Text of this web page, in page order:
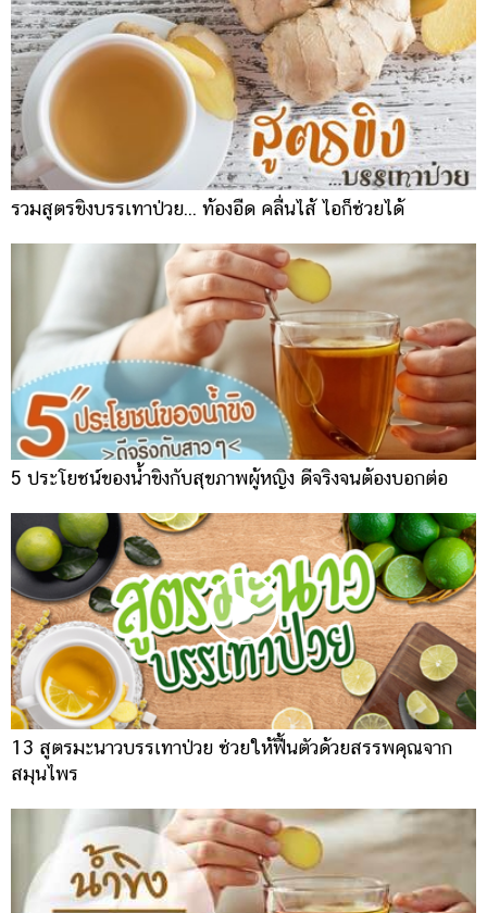
รวมสูตรขิงบรรเทาป่วย... ท้องอืด คลื่นไส้ ไอก็ช่วยได้
5 ประโยชน์ของน้ำขิงกับสุขภาพผู้หญิง ดีจริงจนต้องบอกต่อ
13 สูตรมะนาวบรรเทาป่วย ช่วยให้ฟื้นตัวด้วยสรรพคุณจาก
สมุนไพร